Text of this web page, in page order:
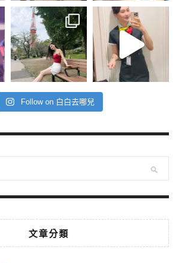
Follow on 白白去哪兒
文章分類